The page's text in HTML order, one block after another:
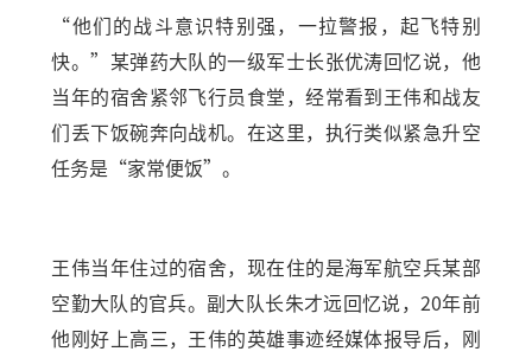
“他们的战斗意识特别强，一拉警报，起飞特别
快。”某弹药大队的一级军士长张优涛回忆说，他
当年的宿舍紧邻飞行员食堂，经常看到王伟和战友
们丢下饭碗奔向战机。在这里，执行类似紧急升空
任务是“家常便饭”。
王伟当年住过的宿舍，现在住的是海军航空兵某部
空勤大队的官兵。副大队长朱才远回忆说，20年前
他刚好上高三，王伟的英雄事迹经媒体报导后，刚